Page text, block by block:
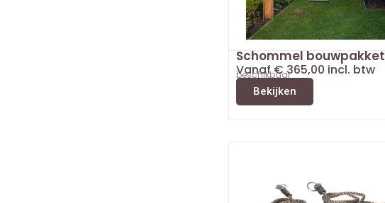
Schommel bouwpakket
Vanaf€365,00 incl. btw
beschikbaar
Bekijken